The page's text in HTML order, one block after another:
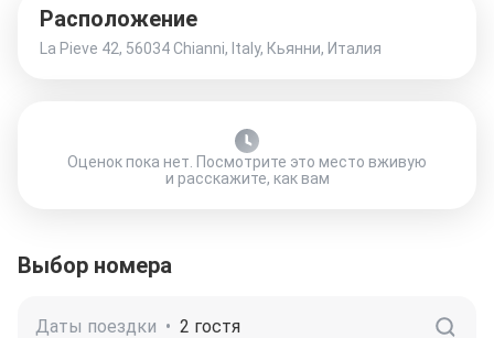
Расположение
La Pieve 42, 56034 Chianni, Italy, Кьянни, Италия
Оценок пока нет. Посмотрите это место вживую
и расскажите, как вам
Выбор номера
Даты поездки • 2 гостя